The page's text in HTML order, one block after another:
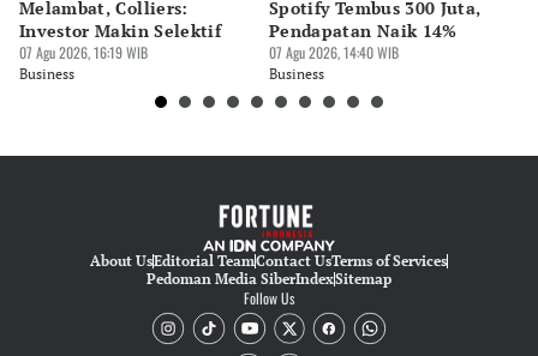
Melambat, Colliers:
Investor Makin Selektif
07 Agu 2026, 16:19 WIB
Business
Spotify Tembus 300 Juta,
Pendapatan Naik 14%
07 Agu 2026, 14:40 WIB
Business
About UsEditorial TeamContact UsTerms of Services
Pedoman Media SiberIndexSitemap
Follow Us